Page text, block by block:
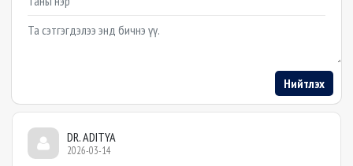
Example textarea
Нийтлэх
DR. ADITYA
2026-03-14